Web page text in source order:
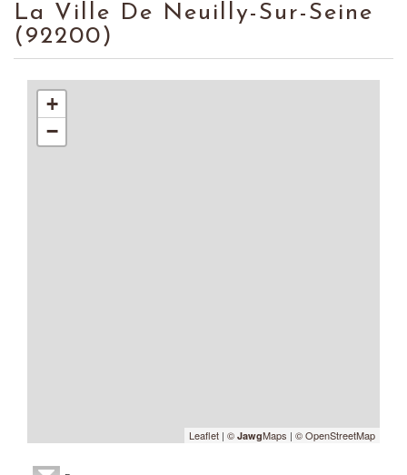
La Ville De Neuilly-Sur-Seine
(92200)
+
−
Leaflet | © JawgMaps | © OpenStreetMap